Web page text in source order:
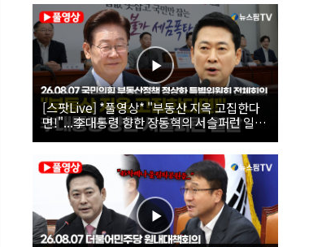
[스팟Live] *풀영상* "부동산 지옥 고집한다
면!"...李대통령 향한 장동혁의 서슬퍼런 일갈
| 26.08.07 국민의힘 부동산정책 정상화 특별
위원회 전체회의